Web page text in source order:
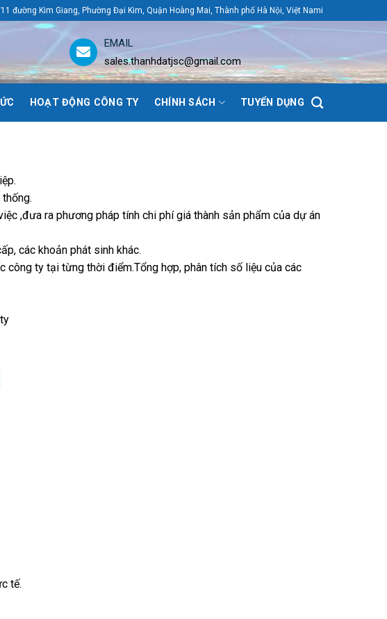
đường Kim Giang, Phường Đại Kim, Quận Hoàng Mai, Thành phố Hà Nội, Việt Nami
EMAIL
sales.thanhdatjsc@gmail.com
HOẠT ĐỘNG CÔNG TY CHÍNH SÁCH TUYỂN DỤNG
,đưa ra phương pháp tính chi phí giá thành sản phẩm của dự án
các khoản phát sinh khác.
công ty tại từng thời điểm.Tổng hợp, phân tích số liệu của các
tế.